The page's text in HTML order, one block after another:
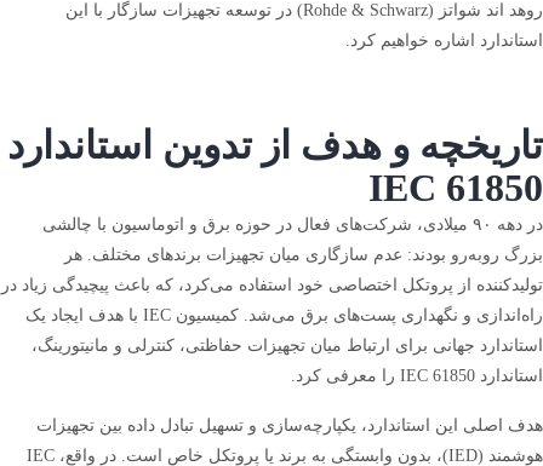
روهد اند شواتز (Rohde & Schwarz) در توسعه تجهیزات سازگار با این
استاندارد اشاره خواهیم کرد.
تاریخچه و هدف از تدوین استاندارد
IEC 61850
در دهه ۹۰ میلادی، شرکت‌های فعال در حوزه برق و اتوماسیون با چالشی
بزرگ روبه‌رو بودند: عدم سازگاری میان تجهیزات برندهای مختلف. هر
تولیدکننده از پروتکل اختصاصی خود استفاده می‌کرد، که باعث پیچیدگی زیاد در
راه‌اندازی و نگهداری پست‌های برق می‌شد. کمیسیون IEC با هدف ایجاد یک
استاندارد جهانی برای ارتباط میان تجهیزات حفاظتی، کنترلی و مانیتورینگ،
استاندارد IEC 61850 را معرفی کرد.
هدف اصلی این استاندارد، یکپارچه‌سازی و تسهیل تبادل داده بین تجهیزات
هوشمند (IED)، بدون وابستگی به برند یا پروتکل خاص است. در واقع، IEC